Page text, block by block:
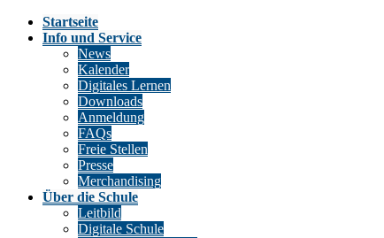
Startseite
Info und Service
News
Kalender
Digitales Lernen
Downloads
Anmeldung
FAQs
Freie Stellen
Presse
Merchandising
Über die Schule
Leitbild
Digitale Schule